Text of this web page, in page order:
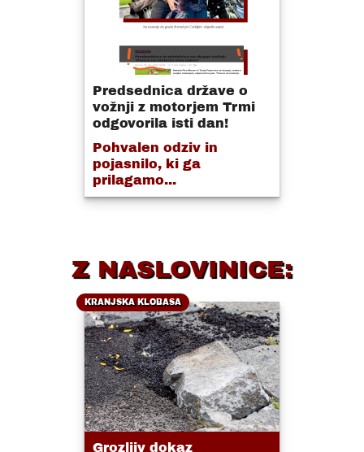
Predsednica države o
vožnji z motorjem Trmi
odgovorila isti dan!
Pohvalen odziv in
pojasnilo, ki ga
prilagamo...
Z NASLOVINICE:
KRANJSKA KLOBASA
Grozljiv dokaz